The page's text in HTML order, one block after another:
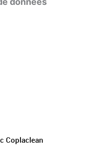
Coplaclean